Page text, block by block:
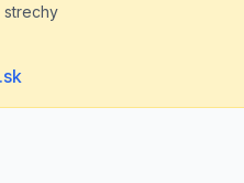
strechy